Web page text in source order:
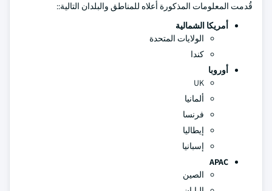
قُدمت المعلومات المذكورة أعلاه للمناطق والبلدان التالية::
أمريكا الشمالية
الولايات المتحدة
كندا
أوروبا
UK
ألمانيا
فرنسا
إيطاليا
إسبانيا
APAC
الصين